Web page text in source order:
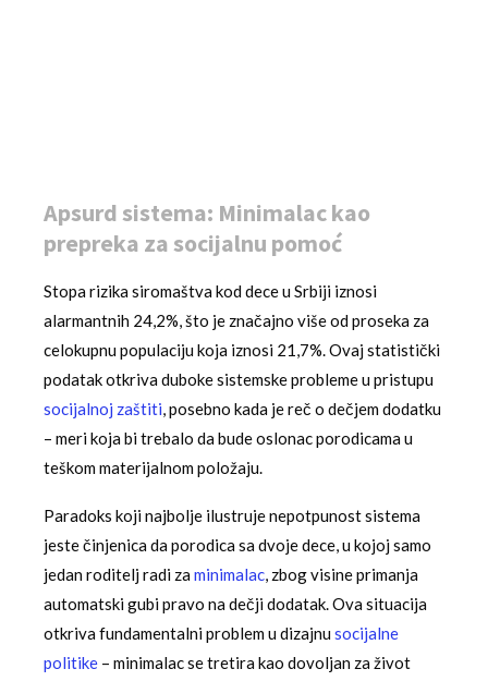
Apsurd sistema: Minimalac kao
prepreka za socijalnu pomoć
Stopa rizika siromaštva kod dece u Srbiji iznosi
alarmantnih 24,2%, što je značajno više od proseka za
celokupnu populaciju koja iznosi 21,7%. Ovaj statistički
podatak otkriva duboke sistemske probleme u pristupu
socijalnoj zaštiti, posebno kada je reč o dečjem dodatku
– meri koja bi trebalo da bude oslonac porodicama u
teškom materijalnom položaju.
Paradoks koji najbolje ilustruje nepotpunost sistema
jeste činjenica da porodica sa dvoje dece, u kojoj samo
jedan roditelj radi zaminimalac, zbog visine primanja
automatski gubi pravo na dečji dodatak. Ova situacija
otkriva fundamentalni problem u dizajnusocijalne
politike – minimalac se tretira kao dovoljan za život